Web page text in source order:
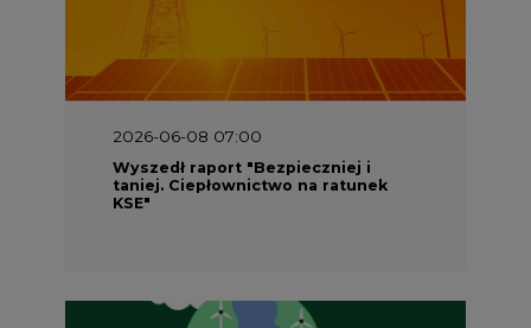
2026-06-08 07:00
Wyszedł raport "Bezpieczniej i
taniej. Ciepłownictwo na ratunek
KSE"